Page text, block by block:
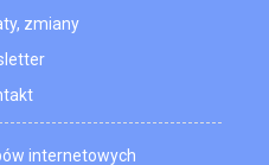
zmiany
internetowych